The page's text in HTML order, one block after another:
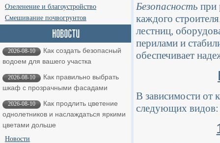
Озеленение и благоустройство
Смешивание почвогрунтов
2026-08-10
Как создать безопасный
водоем для вашего участка
2026-08-10
Как правильно выбрать
шкаф с прозрачными фасадами
2026-08-10
Как продлить цветение
однолетников и наслаждаться яркими
цветами дольше
Новости
Безопасность при
каждого
лестниц,
перилами и
обеспечивает
В зависимости от
следующих видов: